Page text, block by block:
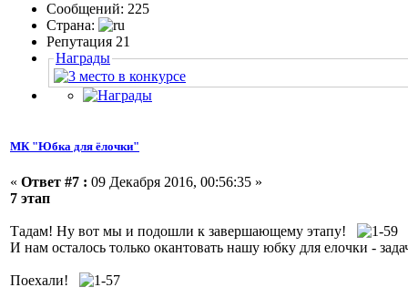
Сообщений: 225
Страна:
Репутация 21
Награды
МК "Юбка для ёлочки"
« Ответ #7 : 09 Декабря 2016, 00:56:35 »
7 этап
Тадам! Ну вот мы и подошли к завершающему этапу!
И нам осталось только окантовать нашу юбку для елочки -
Поехали!